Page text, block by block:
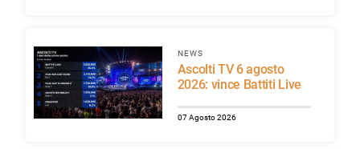
NEWS
Ascolti TV 6 agosto
2026: vince Battiti Live
07 Agosto 2026